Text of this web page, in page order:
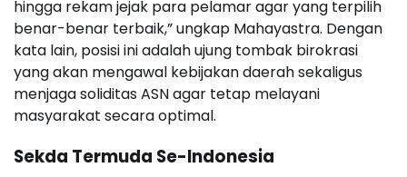
hingga rekam jejak para pelamar agar yang terpilih
benar-benar terbaik,” ungkap Mahayastra. Dengan
kata lain, posisi ini adalah ujung tombak birokrasi
yang akan mengawal kebijakan daerah sekaligus
menjaga soliditas ASN agar tetap melayani
masyarakat secara optimal.
Sekda Termuda Se-Indonesia